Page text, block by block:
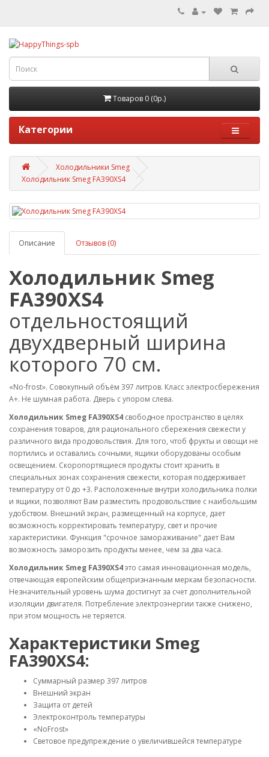
Товаров 0 (0р.)
Категории
Холодильники Smeg
Холодильник Smeg FA390XS4
Описание Отзывов (0)
Холодильник Smeg
FA390XS4
отдельностоящий
двухдверный ширина
которого 70 см.
«No-frost». Совокупный объём 397 литров. Класс электросбережения
А+. Не шумная работа. Дверь с упором слева.
Холодильник Smeg FA390XS4 свободное пространство в целях
сохранения товаров, для рационального сбережения свежести у
различного вида продовольствия. Для того, чтоб фрукты и овощи не
портились и оставались сочными, ящики оборудованы особым
освещением. Скоропортящиеся продукты стоит хранить в
специальных зонах сохранения свежести, которая поддерживает
температуру от 0 до +3. Расположенные внутри холодильника полки
и ящики, позволяют Вам разместить продовольствие с наибольшим
удобством. Внешний экран, размещенный на корпусе, дает
возможность корректировать температуру, свет и прочие
характеристики. Функция "срочное замораживание" дает Вам
возможность заморозить продукты менее, чем за два часа.
Холодильник Smeg FA390XS4это самая инновационная модель,
отвечающая европейским общепризнанным меркам безопасности.
Незначительный уровень шума достигнут за счет дополнительной
изоляции двигателя. Потребление электроэнергии также снижено,
при этом мощность не теряется.
Характеристики Smeg
FA390XS4:
Суммарный размер 397 литров
Внешний экран
Защита от детей
Электроконтроль температуры
«NoFrost»
Световое предупреждение о увеличившейся температуре